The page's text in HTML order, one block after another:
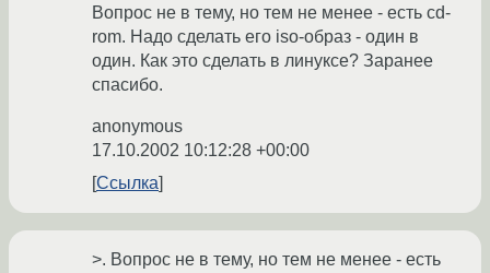
Вопрос не в тему, но тем не менее - есть cd-
rom. Надо сделать его iso-образ - один в
один. Как это сделать в линуксе? Заранее
спасибо.
anonymous
17.10.2002 10:12:28 +00:00
Ссылка
>. Вопрос не в тему, но тем не менее - есть